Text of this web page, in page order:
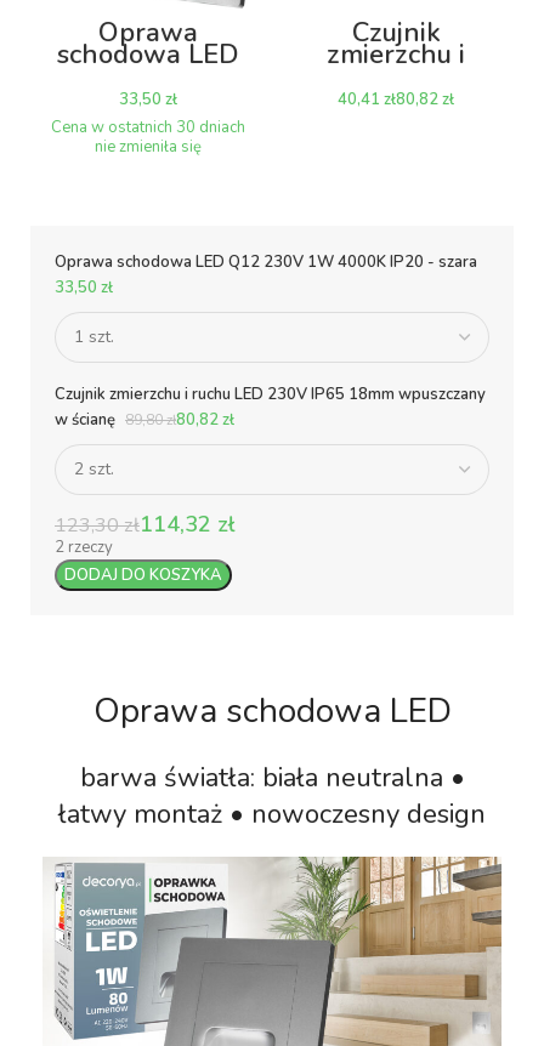
Oprawa
schodowa LED
4000K IP20 –
szara
zł
Czujnik
zmierzchu i
IP65 18mm
zł zł
Oprawa schodowa LED Q12 230V 1W 4000K IP20 - szara
Czujnik zmierzchu i ruchu LED 230V IP65 18mm wpuszczany
w ścianę
zł zł
zł zł
2 rzeczy
DODAJ DO KOSZYKA
Oprawa schodowa LED
barwa światła: biała neutralna •
łatwy montaż • nowoczesny design